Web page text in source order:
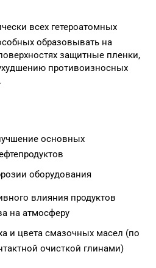
всех гетероатомных
образовывать на
защитные пленки,
противоизносных
основных
оборудования
влияния продуктов
на атмосферу
и цвета смазочных масел (по
очисткой глинами)